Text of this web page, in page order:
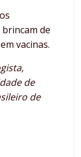
de
vacinas.
de
de